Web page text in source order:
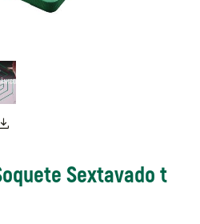
Sextavado t